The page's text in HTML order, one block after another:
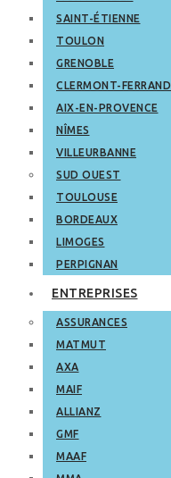
SAINT-ÉTIENNE
TOULON
GRENOBLE
CLERMONT-FERRAND
AIX-EN-PROVENCE
NÎMES
VILLEURBANNE
SUD OUEST
TOULOUSE
BORDEAUX
LIMOGES
PERPIGNAN
ENTREPRISES
ASSURANCES
MATMUT
AXA
MAIF
ALLIANZ
GMF
MAAF